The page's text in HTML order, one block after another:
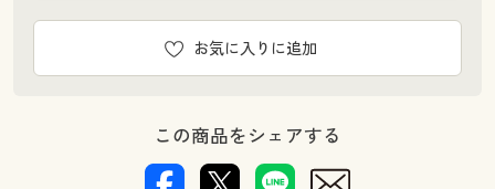
お気に入りに追加
この商品をシェアする